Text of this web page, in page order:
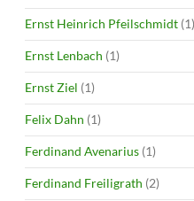
Ernst Heinrich Pfeilschmidt (1)
Ernst Lenbach (1)
Ernst Ziel (1)
Felix Dahn (1)
Ferdinand Avenarius (1)
Ferdinand Freiligrath (2)